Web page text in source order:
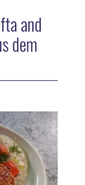
and
dem